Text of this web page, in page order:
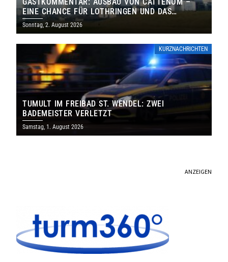
EINE CHANCE FÜR LOTHRINGEN UND DAS
SAARLAND
Sonntag, 2. August 2026
KURZNACHRICHTEN
TUMULT IM FREIBAD ST. WENDEL: ZWEI
BADEMEISTER VERLETZT
Samstag, 1. August 2026
ANZEIGEN